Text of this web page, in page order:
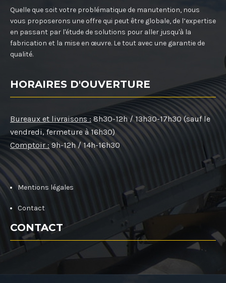
Quelle que soit votre problématique de manutention, nous
vous proposerons une offre qui peut être globale, de l’expertise
en passant par l'étude de solutions pour aller jusqu'à la
fabrication et la mise en œuvre. Le tout avec une garantie de
qualité.
HORAIRES D'OUVERTURE
Bureaux et livraisons : 8h30-12h / 13h30-17h30 (sauf le
vendredi, fermeture à 16h30)
Comptoir : 9h-12h / 14h-16h30
Mentions légales
Contact
CONTACT